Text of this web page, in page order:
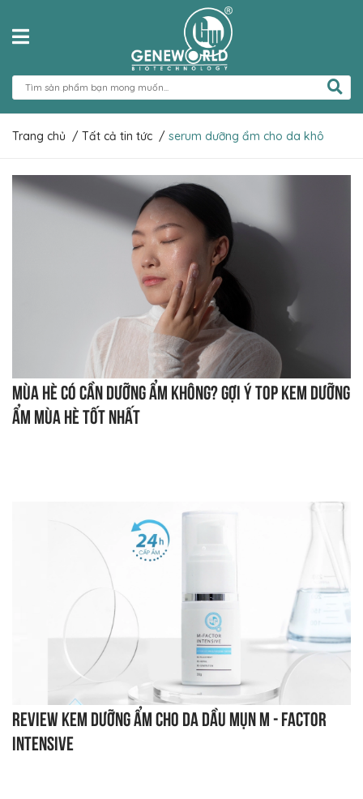
Trang chủ / Tất cả tin tức / serum dưỡng ẩm cho da khô
Mùa hè có cần dưỡng ẩm không? Gợi ý top kem dưỡng
ẩm mùa hè tốt nhất
Review kem dưỡng ẩm cho da dầu mụn M - Factor
Intensive